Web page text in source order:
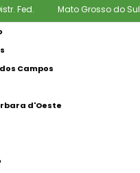
Fed. Mato Grosso do Sul
Campos
d'Oeste